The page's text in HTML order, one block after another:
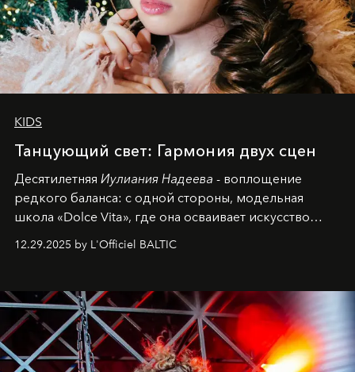
KIDS
Танцующий свет: Гармония двух сцен
Десятилетняя Иулиания Надеева - воплощение
редкого баланса: с одной стороны, модельная
школа «Dolce Vita», где она осваивает искусство
позы и образа, с другой - подготовительная
балетная студия при хореографическом училище,
танцевального пути за плечами.
12.29.2025 by L'Officiel BALTIC